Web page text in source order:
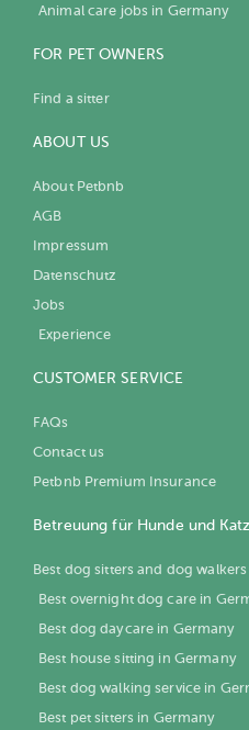
Animal care jobs in Germany
FOR PET OWNERS
Find a sitter
ABOUT US
About Petbnb
AGB
Impressum
Datenschutz
Jobs
Experience
CUSTOMER SERVICE
FAQs
Contact us
Petbnb Premium Insurance
Betreuung für Hunde und
Best dog sitters and dog
Best overnight dog care in
Best dog daycare in Germany
Best house sitting in Germany
Best dog walking service in
Best pet sitters in Germany